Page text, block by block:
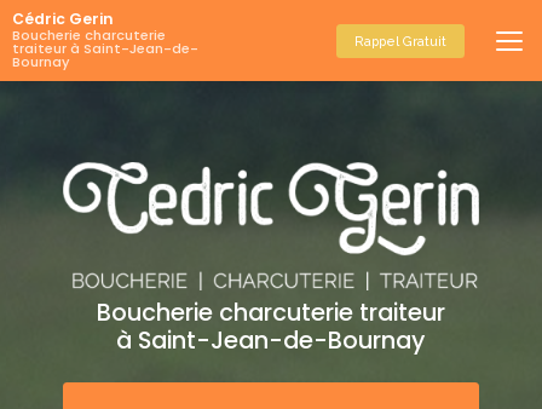
Aller
au
contenu
principal
Cédric Gerin
Boucherie charcuterie
traiteur à Saint-Jean-de-
Bournay
Rappel Gratuit
Boucherie charcuterie traiteur
à Saint-Jean-de-Bournay